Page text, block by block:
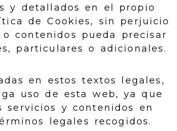
y detallados en el propio
de Cookies, sin perjuicio
contenidos pueda precisar
particulares o adicionales.
en estos textos legales,
uso de esta web, ya que
y contenidos en
legales recogidos.